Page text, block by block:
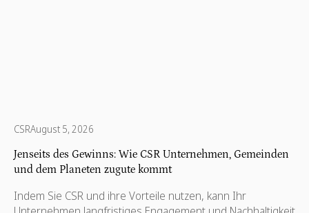
CSRAugust 5, 2026
Jenseits des Gewinns: Wie CSR Unternehmen, Gemeinden
und dem Planeten zugute kommt
Indem Sie CSR und ihre Vorteile nutzen, kann Ihr